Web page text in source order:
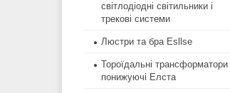
світлодіодні світильники і
трекові системи
Люстри та бра Esllse
Тороїдальні трансформатори
понижуючі Елста